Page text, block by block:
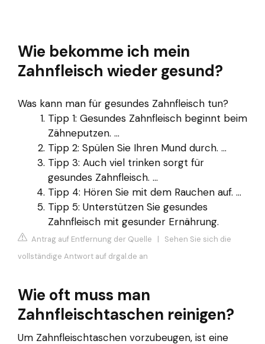
Wie bekomme ich mein
Zahnfleisch wieder gesund?
Was kann man für gesundes Zahnfleisch tun?
Tipp 1: Gesundes Zahnfleisch beginnt beim
Zähneputzen. ...
Tipp 2: Spülen Sie Ihren Mund durch. ...
Tipp 3: Auch viel trinken sorgt für
gesundes Zahnfleisch. ...
Tipp 4: Hören Sie mit dem Rauchen auf. ...
Tipp 5: Unterstützen Sie gesundes
Zahnfleisch mit gesunder Ernährung.
Antrag auf Entfernung der Quelle | Sehen Sie sich die
vollständige Antwort auf drgal.de an
Wie oft muss man
Zahnfleischtaschen reinigen?
Um Zahnfleischtaschen vorzubeugen, ist eine